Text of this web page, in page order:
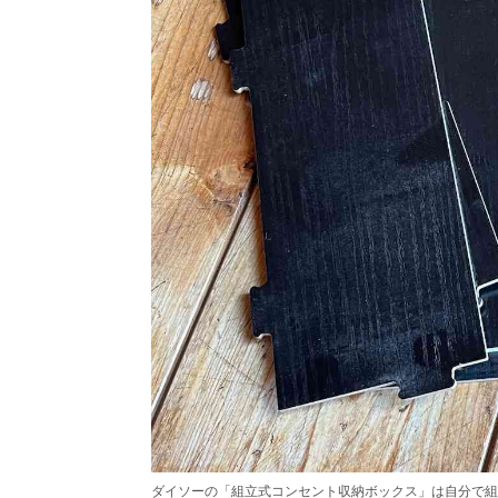
ダイソーの「組立式コンセント収納ボックス」は自分で